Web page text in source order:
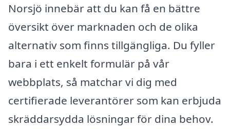
Norsjö innebär att du kan få en bättre
översikt över marknaden och de olika
alternativ som finns tillgängliga. Du fyller
bara i ett enkelt formulär på vår
webbplats, så matchar vi dig med
certifierade leverantörer som kan erbjuda
skräddarsydda lösningar för dina behov.